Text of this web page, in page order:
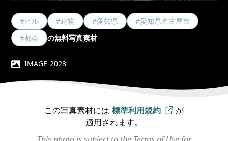
#ビル #建物 #愛知県
#愛知県名古屋市
#都会
の無料写真素材
IMAGE-2028
この写真素材には 標準利用規約
が
適用されます。